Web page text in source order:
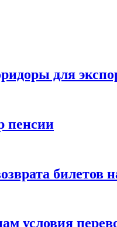
для
пенсии
билетов
условия